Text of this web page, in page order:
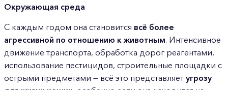
Окружающая среда
С каждым годом она становится всё более
агрессивной по отношению к животным. Интенсивное
движение транспорта, обработка дорог реагентами,
использование пестицидов, строительные площадки с
острыми предметами — всё это представляет угрозу